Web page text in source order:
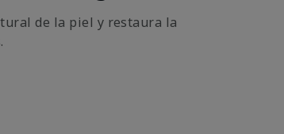
de la piel y restaura la